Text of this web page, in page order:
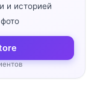
и историей